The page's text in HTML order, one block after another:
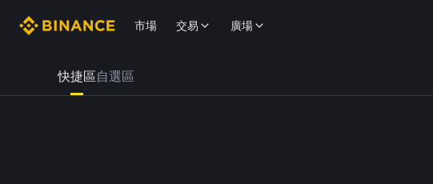
市場 交易 廣場
快捷區自選區